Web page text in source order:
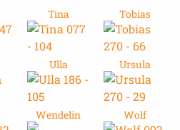
Tina Tobias
Ulla Ursula
Wendelin Wolf